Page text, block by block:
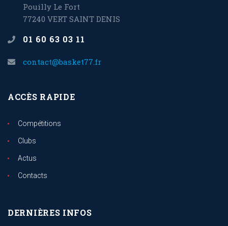
Pouilly Le Fort
77240 VERT SAINT DENIS
01 60 63 03 11
contact@basket77.fr
ACCÈS RAPIDE
Compétitions
Clubs
Actus
Contacts
DERNIÈRES INFOS